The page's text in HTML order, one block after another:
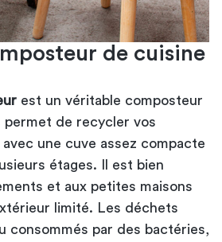
de cuisine
est un véritable composteur
permet de recycler vos
une cuve assez compacte
étages. Il est bien
et aux petites maisons
limité. Les déchets
consommés par des bactéries,